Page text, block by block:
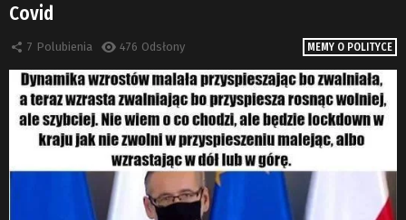
MEMY O POLITYCE
Covid
7 Polubienia 476 Odsłony